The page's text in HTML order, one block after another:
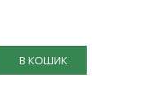
В КОШИК